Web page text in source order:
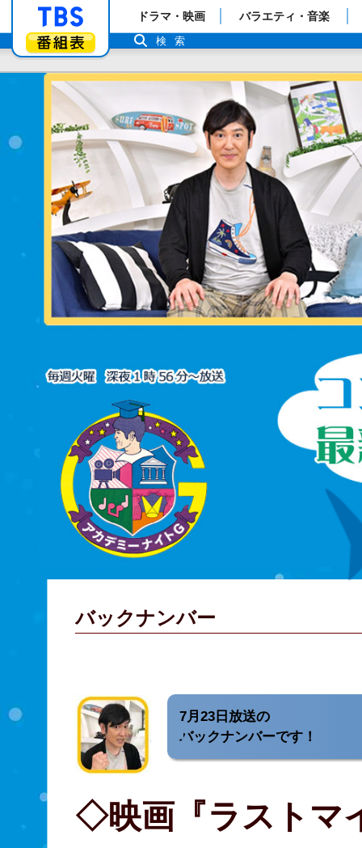
「TBSテレビ」トップページ
番組表
ドラマ・映画 バラエティ・音楽
検索
バックナンバー
7月23日放送の
バックナンバーです！
◇映画『ラストマ